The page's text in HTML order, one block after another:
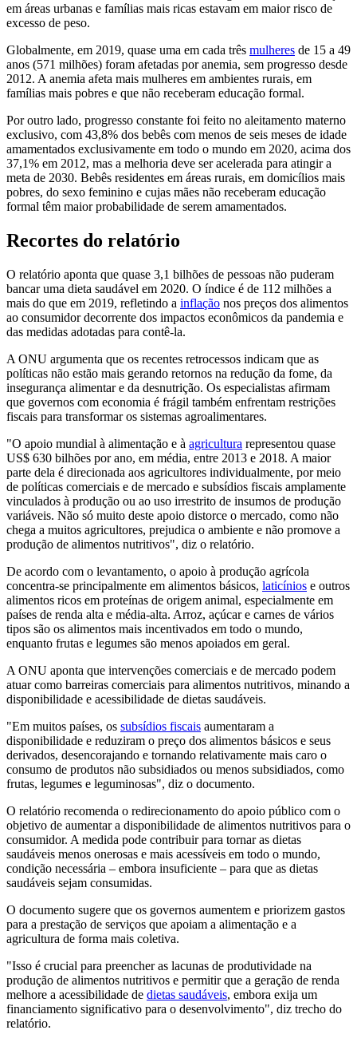
em áreas urbanas e famílias mais ricas estavam em maior risco de
excesso de peso.
Globalmente, em 2019, quase uma em cada três mulheres de 15 a 49
anos (571 milhões) foram afetadas por anemia, sem progresso desde
2012. A anemia afeta mais mulheres em ambientes rurais, em
famílias mais pobres e que não receberam educação formal.
Por outro lado, progresso constante foi feito no aleitamento materno
exclusivo, com 43,8% dos bebês com menos de seis meses de idade
amamentados exclusivamente em todo o mundo em 2020, acima dos
37,1% em 2012, mas a melhoria deve ser acelerada para atingir a
meta de 2030. Bebês residentes em áreas rurais, em domicílios mais
pobres, do sexo feminino e cujas mães não receberam educação
formal têm maior probabilidade de serem amamentados.
Recortes do relatório
O relatório aponta que quase 3,1 bilhões de pessoas não puderam
bancar uma dieta saudável em 2020. O índice é de 112 milhões a
mais do que em 2019, refletindo a inflação nos preços dos alimentos
ao consumidor decorrente dos impactos econômicos da pandemia e
das medidas adotadas para contê-la.
A ONU argumenta que os recentes retrocessos indicam que as
políticas não estão mais gerando retornos na redução da fome, da
insegurança alimentar e da desnutrição. Os especialistas afirmam
que governos com economia é frágil também enfrentam restrições
fiscais para transformar os sistemas agroalimentares.
"O apoio mundial à alimentação e à agricultura representou quase
US$ 630 bilhões por ano, em média, entre 2013 e 2018. A maior
parte dela é direcionada aos agricultores individualmente, por meio
de políticas comerciais e de mercado e subsídios fiscais amplamente
vinculados à produção ou ao uso irrestrito de insumos de produção
variáveis. Não só muito deste apoio distorce o mercado, como não
chega a muitos agricultores, prejudica o ambiente e não promove a
produção de alimentos nutritivos", diz o relatório.
De acordo com o levantamento, o apoio à produção agrícola
concentra-se principalmente em alimentos básicos, laticínios e outros
alimentos ricos em proteínas de origem animal, especialmente em
países de renda alta e média-alta. Arroz, açúcar e carnes de vários
tipos são os alimentos mais incentivados em todo o mundo,
enquanto frutas e legumes são menos apoiados em geral.
A ONU aponta que intervenções comerciais e de mercado podem
atuar como barreiras comerciais para alimentos nutritivos, minando a
disponibilidade e acessibilidade de dietas saudáveis.
"Em muitos países, os subsídios fiscais aumentaram a
disponibilidade e reduziram o preço dos alimentos básicos e seus
derivados, desencorajando e tornando relativamente mais caro o
consumo de produtos não subsidiados ou menos subsidiados, como
frutas, legumes e leguminosas", diz o documento.
O relatório recomenda o redirecionamento do apoio público com o
objetivo de aumentar a disponibilidade de alimentos nutritivos para o
consumidor. A medida pode contribuir para tornar as dietas
saudáveis menos onerosas e mais acessíveis em todo o mundo,
condição necessária – embora insuficiente – para que as dietas
saudáveis sejam consumidas.
O documento sugere que os governos aumentem e priorizem gastos
para a prestação de serviços que apoiam a alimentação e a
agricultura de forma mais coletiva.
"Isso é crucial para preencher as lacunas de produtividade na
produção de alimentos nutritivos e permitir que a geração de renda
melhore a acessibilidade de dietas saudáveis, embora exija um
financiamento significativo para o desenvolvimento", diz trecho do
relatório.